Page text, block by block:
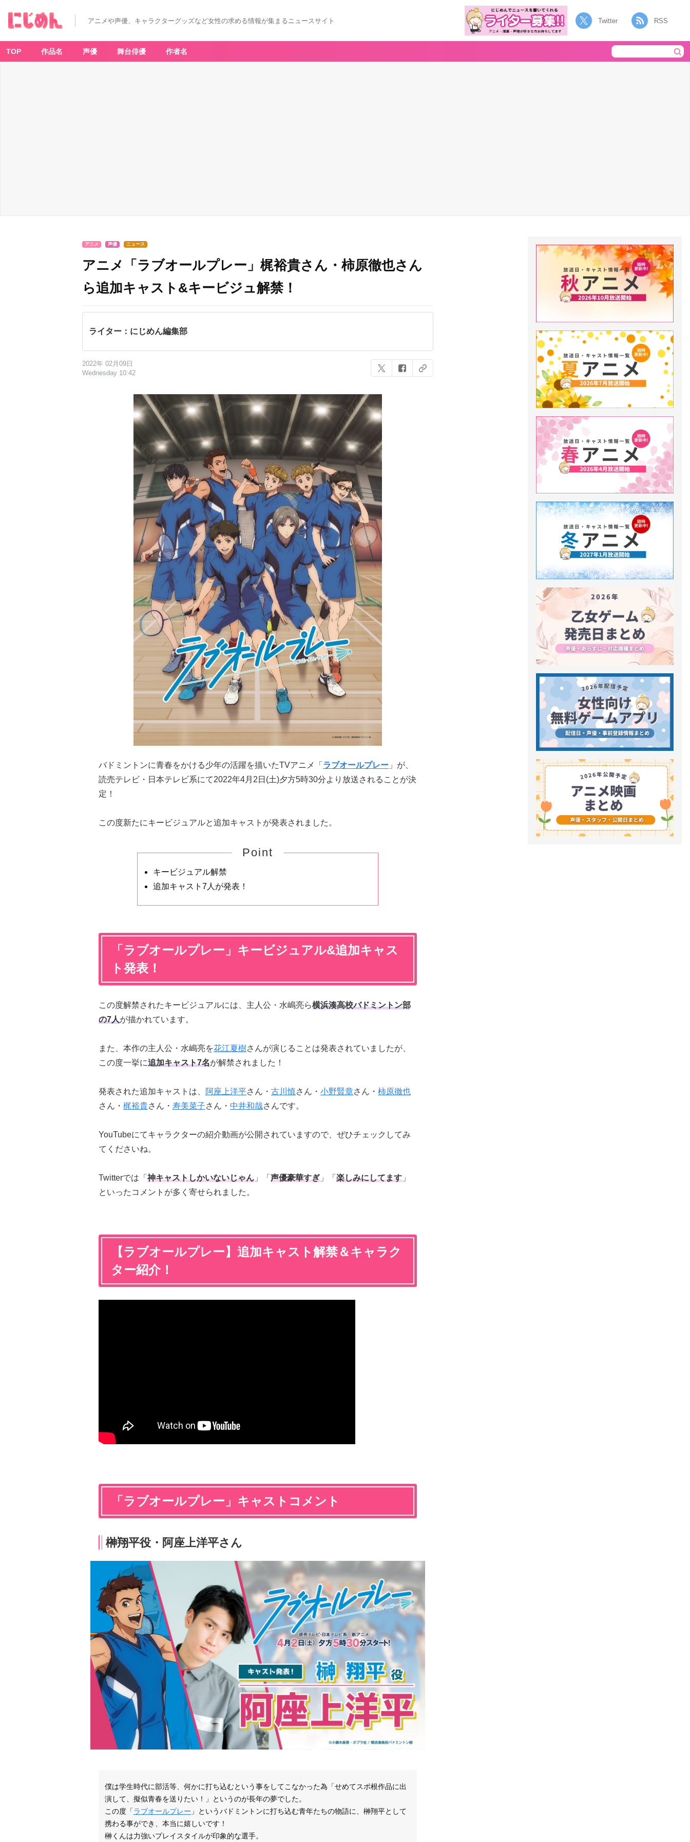
アニメや声優、キャラクターグッズなど女性の求める情報が集まるニュースサイト Twitter RSS
TOP 作品名 声優 舞台俳優 作者名
アニメ 声優 ニュース
アニメ「ラブオールプレー」梶裕貴さん・柿原徹也さん
ら追加キャスト&キービジュ解禁！
ライター：にじめん編集部
2022年 02月09日
Wednesday 10:42
バドミントンに青春をかける少年の活躍を描いたTVアニメ「 ラブオールプレー 」が、
読売テレビ・日本テレビ系にて2022年4月2日(土)夕方5時30分より放送されることが決
定！
この度新たにキービジュアルと追加キャストが発表されました。
Point
キービジュアル解禁
追加キャスト7人が発表！
「ラブオールプレー」キービジュアル&追加キャス
ト発表！
この度解禁されたキービジュアルには、主人公・水嶋亮ら横浜湊高校バドミントン部
の7人が描かれています。
また、本作の主人公・水嶋亮を花江夏樹さんが演じることは発表されていましたが、
この度一挙に追加キャスト7名が解禁されました！
発表された追加キャストは、 阿座上洋平さん・ 古川慎さん・ 小野賢章さん・ 柿原徹也
さん・ 梶裕貴さん・ 寿美菜子さん・ 中井和哉さんです。
YouTubeにてキャラクターの紹介動画が公開されていますので、ぜひチェックしてみ
てくださいね。
Twitterでは「 神キャストしかいないじゃん 」「 声優豪華すぎ 」「 楽しみにしてます 」
といったコメントが多く寄せられました。
【ラブオールプレー】追加キャスト解禁＆キャラク
ター紹介！
「ラブオールプレー」キャストコメント
榊翔平役・阿座上洋平さん
僕は学生時代に部活等、何かに打ち込むという事をしてこなかった為「せめてスポ根作品に出
演して、擬似青春を送りたい！」というのが長年の夢でした。
この度「ラブオールプレー 」というバドミントンに打ち込む青年たちの物語に、榊翔平として
携わる事ができ、本当に嬉しいです！
榊くんは力強いプレイスタイルが印象的な選手。